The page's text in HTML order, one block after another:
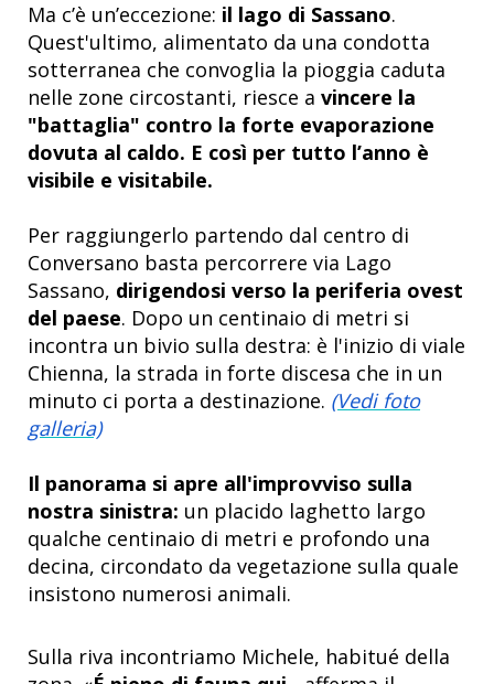
Ma c’è un’eccezione: il lago di Sassano.
Quest'ultimo, alimentato da una condotta
sotterranea che convoglia la pioggia caduta
nelle zone circostanti, riesce a vincere la
"battaglia" contro la forte evaporazione
dovuta al caldo. E così per tutto l’anno è
visibile e visitabile.
Per raggiungerlo partendo dal centro di
Conversano basta percorrere via Lago
Sassano, dirigendosi verso la periferia ovest
del paese. Dopo un centinaio di metri si
incontra un bivio sulla destra: è l'inizio di viale
Chienna, la strada in forte discesa che in un
minuto ci porta a destinazione. (Vedi foto
galleria)
Il panorama si apre all'improvviso sulla
nostra sinistra: un placido laghetto largo
qualche centinaio di metri e profondo una
decina, circondato da vegetazione sulla quale
insistono numerosi animali.
Sulla riva incontriamo Michele, habitué della